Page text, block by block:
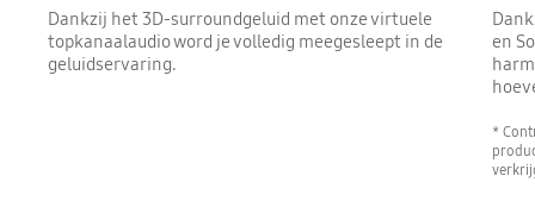
Dankzij het 3D-surroundgeluid met onze virtuele
topkanaalaudio word je volledig meegesleept in de
geluidservaring.
en
*